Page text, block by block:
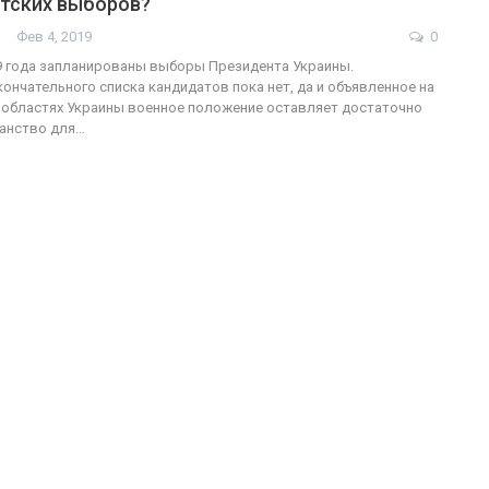
Фев 4, 2019
0
года запланированы выборы Президента Украины.
списка кандидатов пока нет, да и объявленное на
Украины военное положение оставляет достаточно
для…
ФОТО